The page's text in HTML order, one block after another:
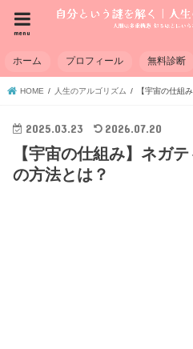
menu
ホーム プロフィール 無料診断
HOME 人生のアルゴリズム 【宇宙の仕組
2025.03.23 2026.07.20
【宇宙の仕組み】ネガ
の方法とは？